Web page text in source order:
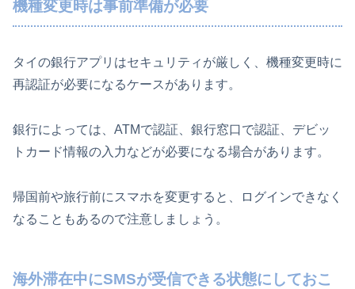
機種変更時は事前準備が必要
タイの銀行アプリはセキュリティが厳しく、機種変更時に
再認証が必要になるケースがあります。
銀行によっては、ATMで認証、銀行窓口で認証、デビッ
トカード情報の入力などが必要になる場合があります。
帰国前や旅行前にスマホを変更すると、ログインできなく
なることもあるので注意しましょう。
海外滞在中にSMSが受信できる状態にしておこ